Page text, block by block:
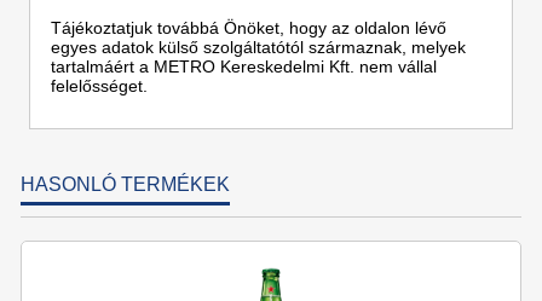
Tájékoztatjuk továbbá Önöket, hogy az oldalon lévő
egyes adatok külső szolgáltatótól származnak, melyek
tartalmáért a METRO Kereskedelmi Kft. nem vállal
felelősséget.
HASONLÓ TERMÉKEK